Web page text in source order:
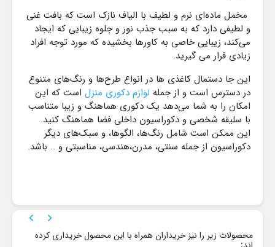
مخمل ماده‌ای نرم و لطیف با الیاف نازک است که بافت غنی
و لطیفی دارد که به سبب جذب نور و جلوه زیبایی که ایجاد
می‌کند، زیبایی خاصی به کاورها بخشیده که مورد توجه افراد
زیادی قرار می گیرید.
این جا دستمال کاغذی ها در انواع طرح‌ها و رنگ‌های متنوع
در دسترس است و از جمله لوازم دکوری منزل است که این
امکان را به شما می‌دهد یک دکوری هماهنگ و زیبا متناسب
با سلیقه شخصی و دکوراسیون داخلی فضا هماهنگ کنید.
این ممکن است شامل رنگ‌ها، الگوها، و سبک‌های دیگر
دکوراسیون از جمله سنتی، مدرن،هندسی، مناسبتی و .. باشد.
محصولات زیر را نیز خریداران همراه با این محصول خریداری کرده
اند:
 